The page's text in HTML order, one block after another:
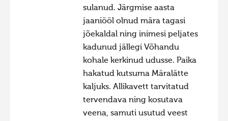
sulanud. Järgmise aasta
jaaniööl olnud mära tagasi
jõekaldal ning inimesi peljates
kadunud jällegi Võhandu
kohale kerkinud udusse. Paika
hakatud kutsuma Märalätte
kaljuks. Allikavett tarvitatud
tervendava ning kosutava
veena, samuti usutud veest